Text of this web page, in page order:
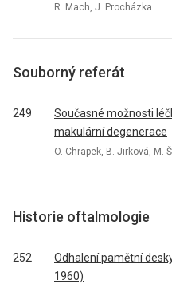
R. Mach, J. Procházka
Souborný referát
249
Současné možnosti
makulární degenerace
O. Chrapek, B. Jirková, M.
Historie oftalmologie
252
Odhalení pamětní
1960)